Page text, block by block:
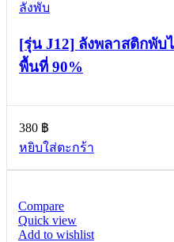
ลังพับ
[รุ่น J12] ลังพลาสติกพับ
พื้นที่ 90%
380 ฿
หยิบใส่ตะกร้า
Compare
Quick view
Add to wishlist